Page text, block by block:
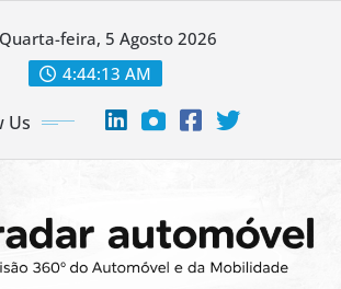
Quarta-feira, 5 Agosto 2026
4:44:13 AM
Us